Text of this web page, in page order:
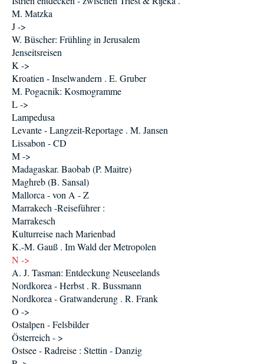
M. Matzka
J ->
W. Büscher: Frühling in Jerusalem
Jenseitsreisen
K ->
Kroatien - Inselwandern . E. Gruber
M. Pogacnik: Kosmogramme
L ->
Lampedusa
Levante - Langzeit-Reportage . M. Jansen
Lissabon - CD
M ->
Madagaskar. Baobab (P. Maitre)
Maghreb (B. Sansal)
Mallorca - von A - Z
Marrakech -Reiseführer :
Marrakesch
Kulturreise nach Marienbad
K.-M. Gauß . Im Wald der Metropolen
N ->
A. J. Tasman: Entdeckung Neuseelands
Nordkorea - Herbst . R. Bussmann
Nordkorea - Gratwanderung . R. Frank
O ->
Ostalpen - Felsbilder
Österreich - >
Ostsee - Radreise : Stettin - Danzig